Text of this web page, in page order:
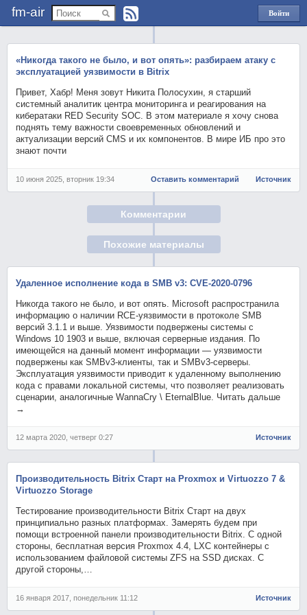
fm-air
Войти
через
«Никогда такого не было, и вот опять»: разбираем атаку c
эксплуатацией уязвимости в Bitrix
Привет, Хабр! Меня зовут Никита Полосухин, я старший
системный аналитик центра мониторинга и реагирования на
кибератаки RED Security SOC. В этом материале я хочу снова
поднять тему важности своевременных обновлений и
актуализации версий CMS и их компонентов. В мире ИБ про это
знают почти
10 июня 2025, вторник 19:34 Оставить комментарий Источник
Комментарии
Похожие материалы
Удаленное исполнение кода в SMB v3: CVE-2020-0796
Никогда такого не было, и вот опять. Microsoft распространила
информацию о наличии RCE-уязвимости в протоколе SMB
версий 3.1.1 и выше. Уязвимости подвержены системы с
Windows 10 1903 и выше, включая серверные издания. По
имеющейся на данный момент информации — уязвимости
подвержены как SMBv3-клиенты, так и SMBv3-серверы.
Эксплуатация уязвимости приводит к удаленному выполнению
кода с правами локальной системы, что позволяет реализовать
сценарии, аналогичные WannaCry \ EternalBlue. Читать дальше
→
12 марта 2020, четверг 0:27 Источник
Производительность Bitrix Старт на Proxmox и Virtuozzo 7 &
Virtuozzo Storage
Тестирование производительности Bitrix Старт на двух
принципиально разных платформах. Замерять будем при
помощи встроенной панели производительности Bitrix. C одной
стороны, бесплатная версия Proxmox 4.4, LXC контейнеры с
использованием файловой системы ZFS на SSD дисках. С
другой стороны,…
16 января 2017, понедельник 11:12 Источник